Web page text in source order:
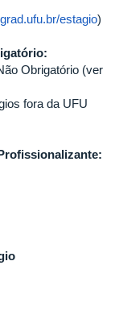
estagio)
Obrigatório (ver
fora da UFU